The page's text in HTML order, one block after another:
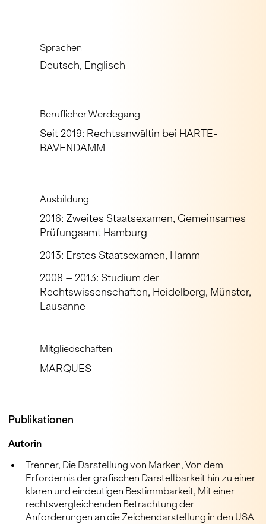
Sprachen
Deutsch, Englisch
Beruflicher Werdegang
Seit 2019: Rechtsanwältin bei HARTE-
BAVENDAMM
Ausbildung
2016: Zweites Staatsexamen, Gemeinsames
Prüfungsamt Hamburg
2013: Erstes Staatsexamen, Hamm
2008 – 2013: Studium der
Rechtswissenschaften, Heidelberg, Münster,
Lausanne
Mitgliedschaften
MARQUES
Publikationen
Autorin
Trenner, Die Darstellung von Marken, Von dem
Erfordernis der grafischen Darstellbarkeit hin zu einer
klaren und eindeutigen Bestimmbarkeit, Mit einer
rechtsvergleichenden Betrachtung der
Anforderungen an die Zeichendarstellung in den USA